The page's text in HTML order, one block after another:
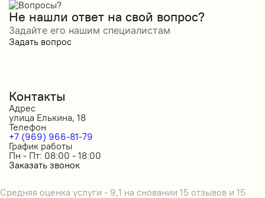
Не нашли ответ на свой вопрос?
Задайте его нашим специалистам
Задать вопрос
Контакты
Адрес
улица Елькина, 18
Телефон
+7 (969) 966-81-79
График работы
Пн - Пт: 08:00 - 18:00
Заказать звонок
Средняя оценка услуги - 9,1 на сновании 15 отзывов и 15